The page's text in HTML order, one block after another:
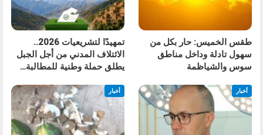
طقس الخميس: ﺣﺎﺭ بكل من
سهول تادلة وداخل مناطق
سوس والشياظمة
تمهيدًا لتشريعيات 2026..
الائتلاف المدني من أجل الجبل
يطلق حملة وطنية للمطالبة…
أخبار أخبار